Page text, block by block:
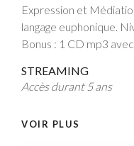
Expression et
langage euphonique.
Bonus : 1 CD mp3
STREAMING
Accès durant 5 ans
VOIR PLUS